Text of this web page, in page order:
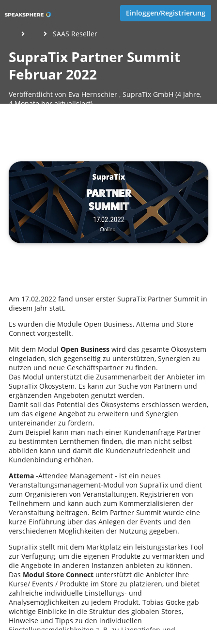
Einloggen/Registrierung
SAAS Reseller
SupraTix Partner Summit
Februar 2022
Veröffentlicht von Eva Hernschier, SupraTix GmbH (4 Jahre,
4 Monate her aktualisiert)
Am 17.02.2022 fand unser erster SupraTix Partner Summit in
diesem Jahr statt.
Es wurden die Module Open Business, Attema und Store
Connect vorgestellt.
Mit dem Modul Open Businesswird das gesamte Ökosystem
eingeladen, sich gegenseitig zu unterstützen, Synergien zu
nutzen und neue Geschäftspartner zu finden.
Das Modul unterstützt die Zusammenarbeit der Anbieter im
SupraTix Ökosystem. Es kann zur Suche von Partnern und
ergänzenden Angeboten genutzt werden.
Damit soll das Potential des Ökosystems erschlossen werden,
um das eigene Angebot zu erweitern und Synergien
untereinander zu fördern.
Zum Beispiel kann man nach einer Kundenanfrage Partner
zu bestimmten Lernthemen finden, die man nicht selbst
abbilden kann und damit die Kundenzufriedenheit und
Kundenbindung erhöhen.
Attema-Attendee Management - ist ein neues
Veranstaltungsmanagement-Modul von SupraTix und dient
zum Organisieren von Veranstaltungen, Registrieren von
Teilnehmern und kann auch zum Kommerzialisieren der
Veranstaltung beitragen. Beim Partner Summit wurde eine
kurze Einführung über das Anlegen der Events und den
verschiedenen Möglichkeiten der Nutzung gegeben.
SupraTix stellt mit dem Marktplatz ein leistungsstarkes Tool
zur Verfügung, um die eigenen Produkte zu vermarkten und
die Angebote in anderen Instanzen anbieten zu können.
Das Modul Store Connectunterstützt die Anbieter ihre
Kurse/ Events / Produkte im Store zu platzieren, und bietet
zahlreiche individuelle Einstellungs- und
Analysemöglichkeiten zu jedem Produkt. Tobias Göcke gab
wichtige Einblicke in die Struktur des globalen Stores,
Hinweise und Tipps zu den individuellen